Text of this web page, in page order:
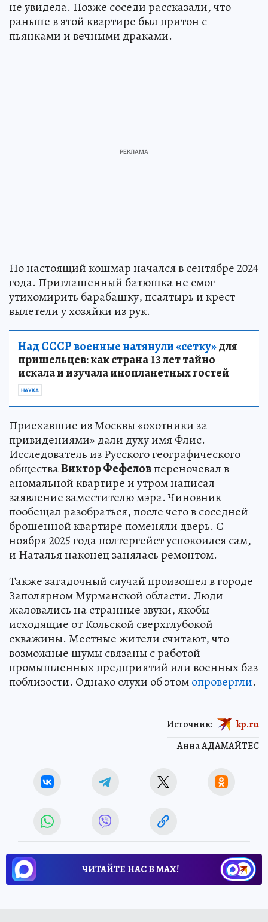
не увидела. Позже соседи рассказали, что
раньше в этой квартире был притон с
пьянками и вечными драками.
Но настоящий кошмар начался в сентябре 2024
года. Приглашенный батюшка не смог
утихомирить барабашку, псалтырь и крест
вылетели у хозяйки из рук.
Над СССР военные натянули «сетку»для
пришельцев: как страна 13 лет тайно
искала и изучала инопланетных гостей
НАУКА
Приехавшие из Москвы «охотники за
привидениями» дали духу имя Флис.
Исследователь из Русского географического
обществаВиктор Фефеловпереночевал в
аномальной квартире и утром написал
заявление заместителю мэра. Чиновник
пообещал разобраться, после чего в соседней
брошенной квартире поменяли дверь. С
ноября 2025 года полтергейст успокоился сам,
и Наталья наконец занялась ремонтом.
Также загадочный случай произошел в городе
Заполярном Мурманской области. Люди
жаловались на странные звуки, якобы
исходящие от Кольской сверхглубокой
скважины. Местные жители считают, что
возможные шумы связаны с работой
промышленных предприятий или военных баз
поблизости. Однако слухи об этомопровергли.
Анна АДАМАЙТЕС
Источник: kp.ru
ЧИТАЙТЕ НАС В МАХ!